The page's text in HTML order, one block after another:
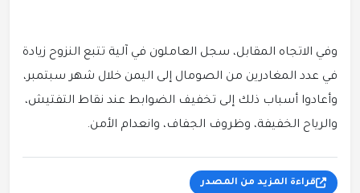
وفي الاتجاه المقابل، سجل العاملون في آلية تتبع النزوح زيادة
في عدد المغادرين من الصومال إلى اليمن خلال شهر سبتمبر،
وأعادوا أسباب ذلك إلى تخفيف الضوابط عند نقاط التفتيش،
والرياح الخفيفة، وظروف الجفاف، وانعدام الأمن.
قراءة المزيد من المصدر